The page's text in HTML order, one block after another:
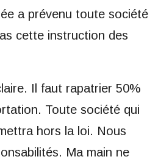
a prévenu toute société
cette instruction des
Il faut rapatrier 50%
Toute société qui
hors la loi. Nous
Ma main ne